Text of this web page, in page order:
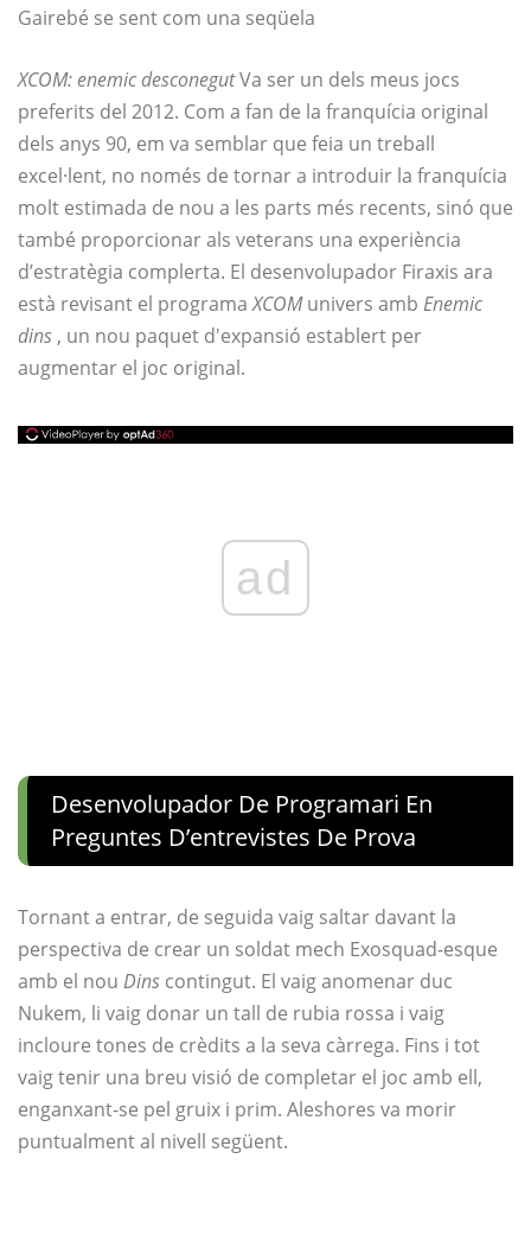
Gairebé se sent com una seqüela
XCOM: enemic desconegutVa ser un dels meus jocs
preferits del 2012. Com a fan de la franquícia original
dels anys 90, em va semblar que feia un treball
excel·lent, no només de tornar a introduir la franquícia
molt estimada de nou a les parts més recents, sinó que
també proporcionar als veterans una experiència
d’estratègia complerta. El desenvolupador Firaxis ara
està revisant el programaXCOMunivers amb Enemic
dins , un nou paquet d'expansió establert per
augmentar el joc original.
ad
Desenvolupador De Programari En
Preguntes D’entrevistes De Prova
Tornant a entrar, de seguida vaig saltar davant la
perspectiva de crear un soldat mech Exosquad-esque
amb el nou Dins contingut. El vaig anomenar duc
Nukem, li vaig donar un tall de rubia rossa i vaig
incloure tones de crèdits a la seva càrrega. Fins i tot
vaig tenir una breu visió de completar el joc amb ell,
enganxant-se pel gruix i prim. Aleshores va morir
puntualment al nivell següent.